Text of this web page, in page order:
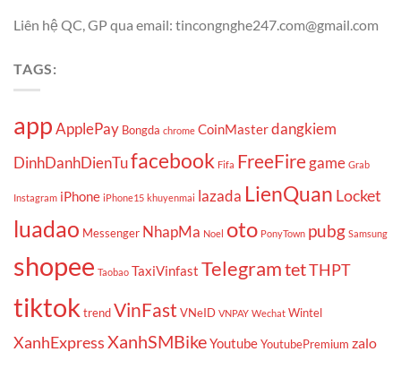
Liên hệ QC, GP qua email: tincongnghe247.com@gmail.com
TAGS:
appApplePay Bongda chrome CoinMasterdangkiem
DinhDanhDienTufacebook Fifa FreeFiregame Grab
Instagram iPhone iPhone15 khuyenmai lazada LienQuan Locket
luadao Messenger NhapMa Noel oto PonyTown pubg Samsung
shopee Taobao TaxiVinfast TelegramtetTHPT
tiktok trendVinFast VNeID VNPAY Wechat Wintel
XanhExpressXanhSMBikeYoutubeYoutubePremium zalo